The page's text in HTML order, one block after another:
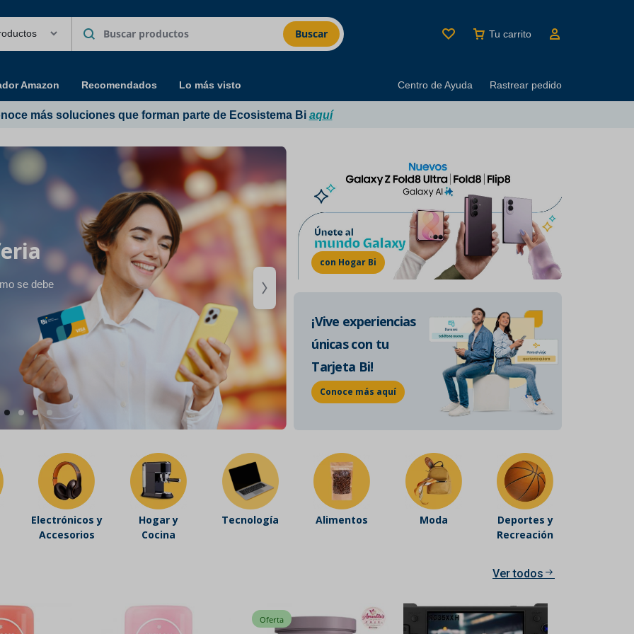
Buscar Tu carrito
Amazon Recomendados Lo más visto Centro de Ayuda Rastrear pedido
más soluciones que forman parte de Ecosistema Bi aquí
Los mejores productos
del buen beber
Marcas con décadas
de historia auténtica.
con Hogar Bi
¡Vive experiencias
únicas con tu
Tarjeta Bi!
Conoce más aquí
Electrónicos y
Accesorios
Hogar y
Cocina
Tecnología Alimentos Moda
Deportes y
Recreación
Ver todos